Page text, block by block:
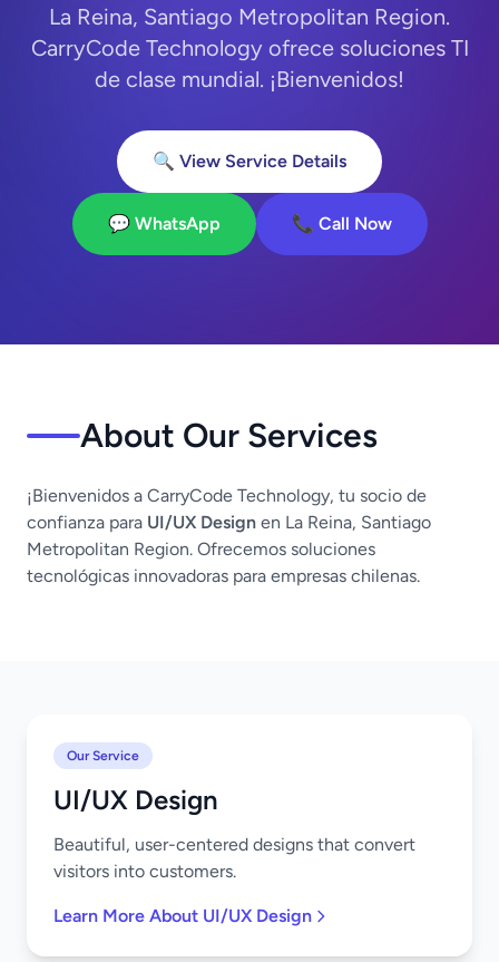
La Reina, Santiago Metropolitan Region.
CarryCode Technology ofrece soluciones TI
de clase mundial. ¡Bienvenidos!
🔍 View Service Details
💬 WhatsApp 📞 Call Now
About Our Services
¡Bienvenidos a CarryCode Technology, tu socio de
confianza para UI/UX Design en La Reina, Santiago
Metropolitan Region. Ofrecemos soluciones
tecnológicas innovadoras para empresas chilenas.
Our Service
UI/UX Design
Beautiful, user-centered designs that convert
visitors into customers.
Learn More About UI/UX Design